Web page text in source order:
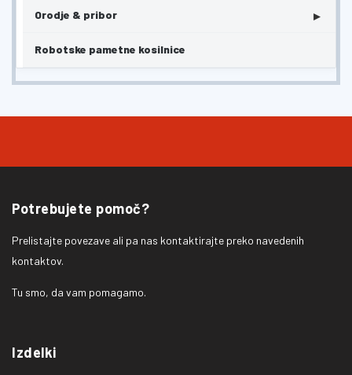
Orodje & pribor ▸
Robotske pametne kosilnice
Potrebujete pomoč?
Prelistajte povezave ali pa nas kontaktirajte preko navedenih
kontaktov.
Tu smo, da vam pomagamo.
Izdelki